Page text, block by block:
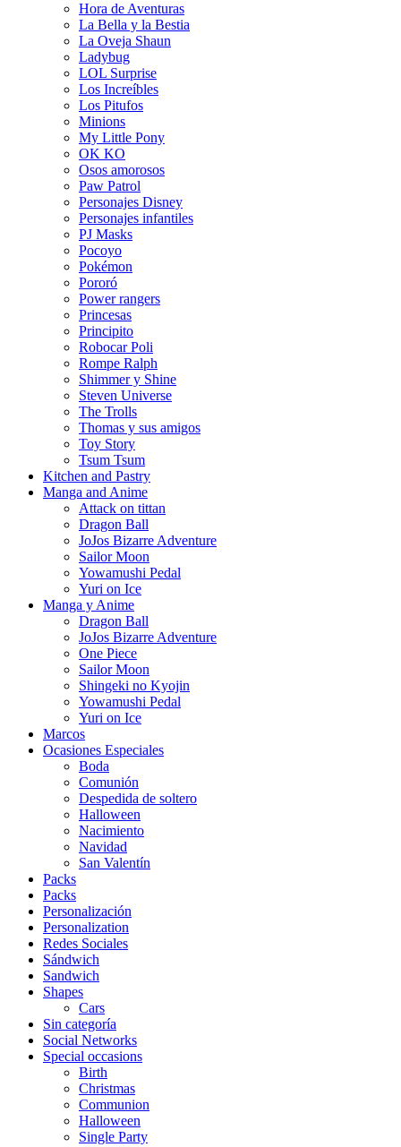
Hora de Aventuras
La Bella y la Bestia
La Oveja Shaun
Ladybug
LOL Surprise
Los Increíbles
Los Pitufos
Minions
My Little Pony
OK KO
Osos amorosos
Paw Patrol
Personajes Disney
Personajes infantiles
PJ Masks
Pocoyo
Pokémon
Pororó
Power rangers
Princesas
Principito
Robocar Poli
Rompe Ralph
Shimmer y Shine
Steven Universe
The Trolls
Thomas y sus amigos
Toy Story
Tsum Tsum
Kitchen and Pastry
Manga and Anime
Attack on tittan
Dragon Ball
JoJos Bizarre Adventure
Sailor Moon
Yowamushi Pedal
Yuri on Ice
Manga y Anime
Dragon Ball
JoJos Bizarre Adventure
One Piece
Sailor Moon
Shingeki no Kyojin
Yowamushi Pedal
Yuri on Ice
Marcos
Ocasiones Especiales
Boda
Comunión
Despedida de soltero
Halloween
Nacimiento
Navidad
San Valentín
Packs
Packs
Personalización
Personalization
Redes Sociales
Sándwich
Sandwich
Shapes
Cars
Sin categoría
Social Networks
Special occasions
Birth
Christmas
Communion
Halloween
Single Party